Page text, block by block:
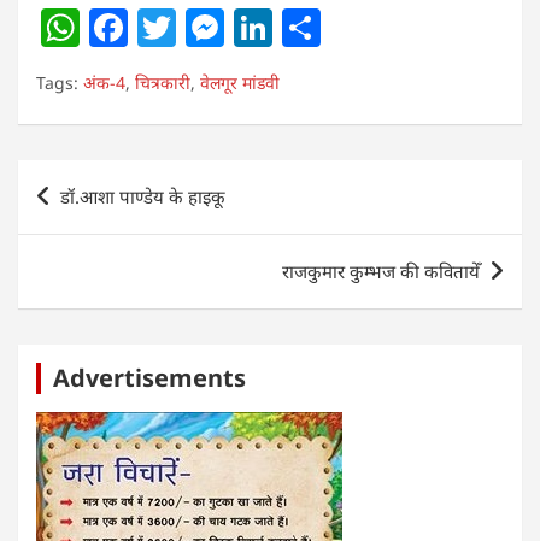
W
h
at
s
A
p
F
a
c
e
b
o
k
T
w
itt
er
M
e
ss
e
n
g
Li
n
k
e
n
e
Tags: अंक-4, चित्रकारी, वेलगूर मांडवी
Post
navigation
डॉ.आशा पाण्डेय के हाइकू
राजकुमार कुम्भज की कवितायेँ
Advertisements